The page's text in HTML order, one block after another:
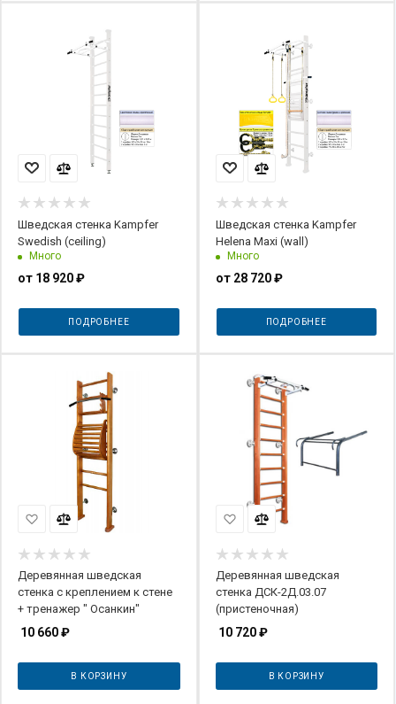
Шведская стенка Kampfer
Swedish (сeiling)
Много
от 18 920 ₽
ПОДРОБНЕЕ
Шведская стенка Kampfer
Helena Maxi (wall)
Много
от 28 720 ₽
ПОДРОБНЕЕ
Деревянная шведская
стенка с креплением к стене
+ тренажер " Осанкин"
10 660₽
В КОРЗИНУ
Деревянная шведская
стенка ДСК-2Д.03.07
(пристеночная)
10 720₽
В КОРЗИНУ